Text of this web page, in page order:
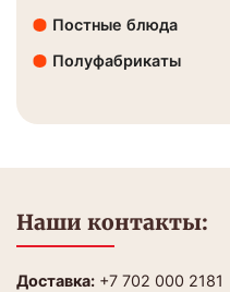
Постные блюда
Полуфабрикаты
Наши контакты:
Доставка: +7 702 000 2181